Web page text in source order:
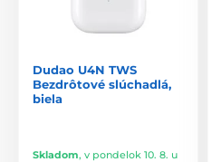
Dudao U4N TWS
Bezdrôtové slúchadlá,
biela
Skladom, v pondelok 10. 8. u